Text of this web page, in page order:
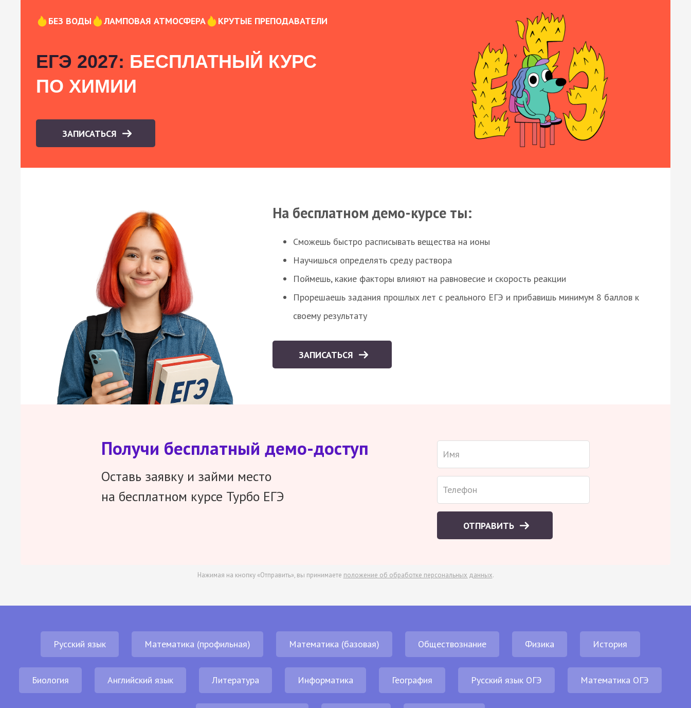
БЕЗ ВОДЫ ЛАМПОВАЯ АТМОСФЕРА КРУТЫЕ ПРЕПОДАВАТЕЛИ
ЕГЭ 2027: БЕСПЛАТНЫЙ КУРС
ПО ХИМИИ
ЗАПИСАТЬСЯ
На бесплатном демо-курсе ты:
Сможешь быстро расписывать вещества на ионы
Научишься определять среду раствора
Поймешь, какие факторы влияют на равновесие и скорость реакции
Прорешаешь задания прошлых лет с реального ЕГЭ и прибавишь минимум 8 баллов к
своему результату
ЗАПИСАТЬСЯ
Получи бесплатный демо-доступ
Оставь заявку и займи место
на бесплатном курсе Турбо ЕГЭ
ОТПРАВИТЬ
Нажимая на кнопку «Отправить», вы принимаете положение об обработке персональных данных.
Русский язык Математика (профильная) Математика (базовая) Обществознание Физика История
Биология Английский язык Литература Информатика География Русский язык ОГЭ Математика ОГЭ